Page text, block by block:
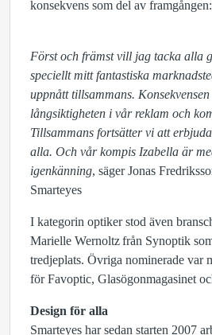
konsekvens som del av framgången:
Först och främst vill jag tacka alla
speciellt mitt fantastiska
uppnått tillsammans.
långsiktigheten i vår reklam och
Tillsammans fortsätter vi att
alla. Och vår kompis Izabella är
igenkänning, säger Jonas
Smarteyes
I kategorin optiker stod även
Marielle Wernoltzfrån Synoptik
tredjeplats. Övriga nominerade var
förFavoptic, Glasögonmagasinet
Design för alla
Smarteyes har sedan starten 2007